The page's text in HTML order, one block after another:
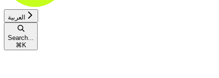
العربية
Search...
⌘ K